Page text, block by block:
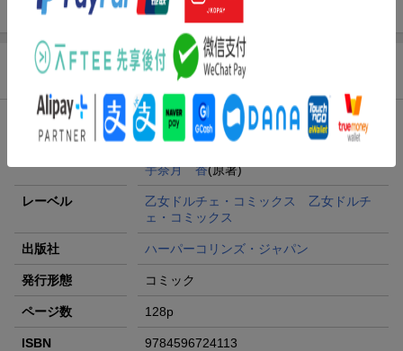
商品情報
発売日 2025年02月17日頃
宇奈月 香(原著)
レーベル
乙女ドルチェ・コミックス 乙女ドルチ
ェ・コミックス
出版社 ハーパーコリンズ・ジャパン
発行形態 コミック
ページ数 128p
ISBN 9784596724113